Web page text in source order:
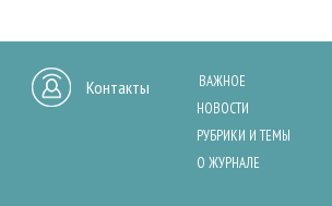
Контакты
ВАЖНОЕ
НОВОСТИ
РУБРИКИ И ТЕМЫ
О ЖУРНАЛЕ